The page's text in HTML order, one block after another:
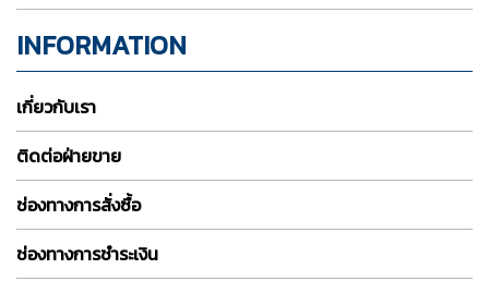
INFORMATION
เกี่ยวกับเรา
ติดต่อฝ่ายขาย
ช่องทางการสั่งซื้อ
ช่องทางการชำระเงิน